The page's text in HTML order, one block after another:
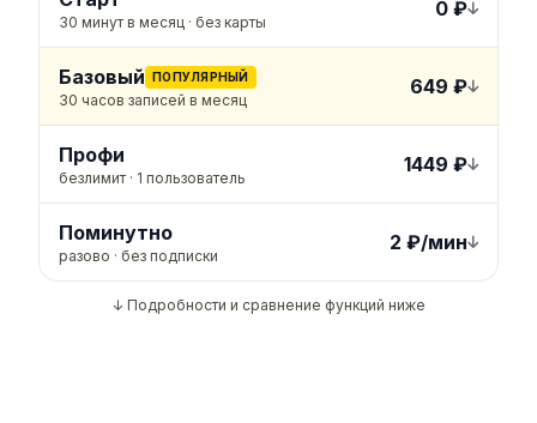
30 минут в месяц · без карты
0 ₽
Базовый ПОПУЛЯРНЫЙ
30 часов записей в месяц
649 ₽
Профи
безлимит · 1 пользователь
1449 ₽
Поминутно
разово · без подписки
2 ₽/мин
↓ Подробности и сравнение функций ниже